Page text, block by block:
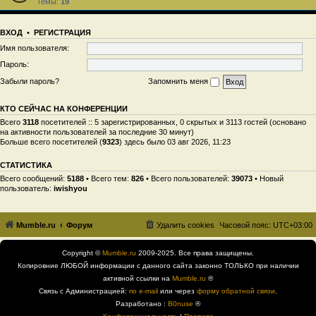
ВХОД • РЕГИСТРАЦИЯ
Имя пользователя:
Пароль:
Забыли пароль?
Запомнить меня
КТО СЕЙЧАС НА КОНФЕРЕНЦИИ
Всего 3118 посетителей :: 5 зарегистрированных, 0 скрытых и 3113 гостей (основано
на активности пользователей за последние 30 минут)
Больше всего посетителей (9323) здесь было 03 авг 2026, 11:23
СТАТИСТИКА
Всего сообщений: 5188 • Всего тем: 826 • Всего пользователей: 39073 • Новый
пользователь: iwishyou
Mumble.ru Форум Часовой пояс: UTC+03:00
Удалить cookies
Copyright ©Mumble.ru 2009-2025. Все права защищены.
Копировние ЛЮБОЙ информации с данного сайта законно ТОЛЬКО при наличии
активной ссылки на Mumble.ru ®
Связь с Администрацией: по e-mail или через форму обратной связи
Разработано : B0nuse ®